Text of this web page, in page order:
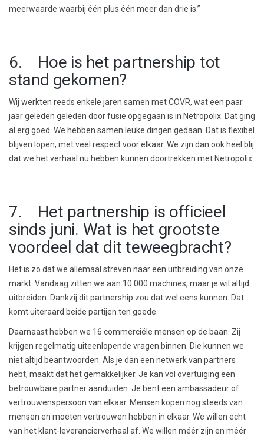
meerwaarde waarbij één plus één meer dan drie is.”
6. Hoe is het partnership tot
stand gekomen?
Wij werkten reeds enkele jaren samen met COVR, wat een paar
jaar geleden geleden door fusie opgegaan is in Netropolix. Dat ging
al erg goed. We hebben samen leuke dingen gedaan. Dat is flexibel
blijven lopen, met veel respect voor elkaar. We zijn dan ook heel blij
dat we het verhaal nu hebben kunnen doortrekken met Netropolix.
7. Het partnership is officieel
sinds juni. Wat is het grootste
voordeel dat dit teweegbracht?
Het is zo dat we allemaal streven naar een uitbreiding van onze
markt. Vandaag zitten we aan 10 000 machines, maar je wil altijd
uitbreiden. Dankzij dit partnership zou dat wel eens kunnen. Dat
komt uiteraard beide partijen ten goede.
Daarnaast hebben we 16 commerciële mensen op de baan. Zij
krijgen regelmatig uiteenlopende vragen binnen. Die kunnen we
niet altijd beantwoorden. Als je dan een netwerk van partners
hebt, maakt dat het gemakkelijker. Je kan vol overtuiging een
betrouwbare partner aanduiden. Je bent een ambassadeur of
vertrouwenspersoon van elkaar. Mensen kopen nog steeds van
mensen en moeten vertrouwen hebben in elkaar. We willen echt
van het klant-leverancierverhaal af. We willen méér zijn en méér